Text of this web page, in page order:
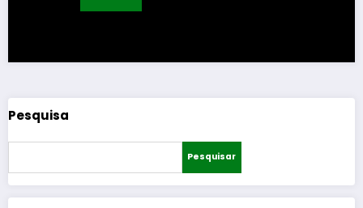
Pesquisa
Pesquisar